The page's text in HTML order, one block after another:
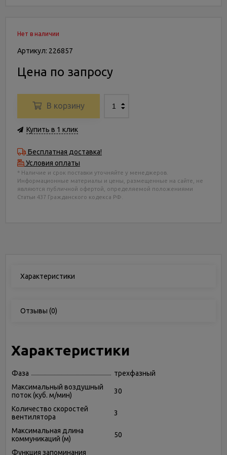
Нет в наличии
Артикул: 226857
Цена по запросу
В корзину
Купить в 1 клик
Бесплатная доставка!
Условия оплаты
* Наличие и срок поставки уточняйте у менеджеров.
Информационные материалы и цены, размещенные на сайте, не
являются публичной офертой, определяемой положениями
Статьи 437 Гражданского кодекса РФ.
Характеристики
Отзывы (0)
Характеристики
Фаза
трехфазный
Максимальный воздушный
поток (куб. м/мин)
30
Количество скоростей
вентилятора
3
Максимальная длина
коммуникаций (м)
50
Функция запоминания